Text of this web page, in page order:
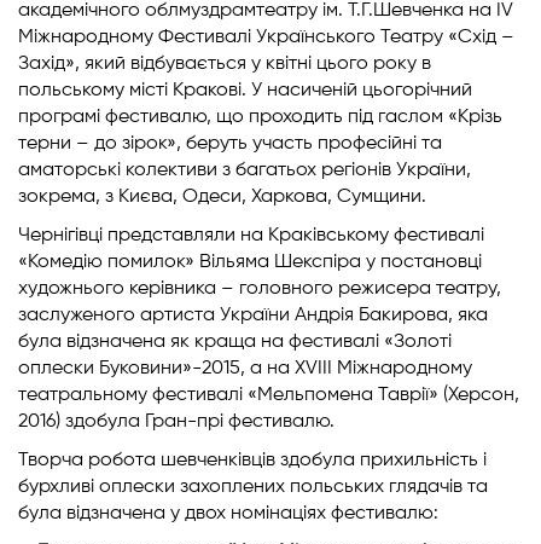
академічного облмуздрамтеатру ім. Т.Г.Шевченка на ІV
Міжнародному Фестивалі Українського Театру «Схід –
Захід», який відбувається у квітні цього року в
польському місті Кракові. У насиченій цьогорічний
програмі фестивалю, що проходить під гаслом «Крізь
терни – до зірок», беруть участь професійні та
аматорські колективи з багатьох регіонів України,
зокрема, з Києва, Одеси, Харкова, Сумщини.
Чернігівці представляли на Краківському фестивалі
«Комедію помилок» Вільяма Шекспіра у постановці
художнього керівника – головного режисера театру,
заслуженого артиста України Андрія Бакирова, яка
була відзначена як краща на фестивалі «Золоті
оплески Буковини»-2015, а на XVIII Міжнародному
театральному фестивалі «Мельпомена Таврії» (Херсон,
2016) здобула Гран-прі фестивалю.
Творча робота шевченківців здобула прихильність і
бурхливі оплески захоплених польських глядачів та
була відзначена у двох номінаціях фестивалю: